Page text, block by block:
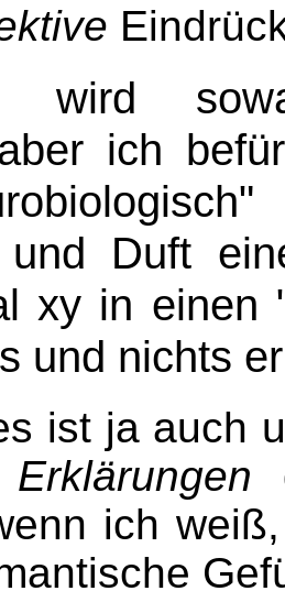
wird
ich
und Duft
xy in einen
und nichts
ist ja auch
ich